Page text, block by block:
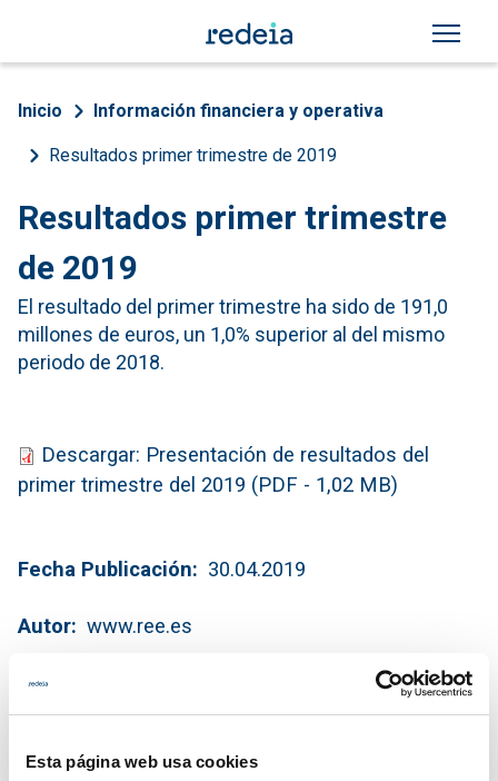
Esta página web usa cookies
Sobrescribir enlaces de
Inicio Información financiera y operativa
Resultados primer trimestre de 2019
Resultados primer trimestre
de 2019
El resultado del primer trimestre ha sido de 191,0
millones de euros, un 1,0% superior al del mismo
periodo de 2018.
Descargar: Presentación de resultados del
primer trimestre del 2019 (PDF - 1,02 MB)
Fecha Publicación 30.04.2019
Autor www.ree.es